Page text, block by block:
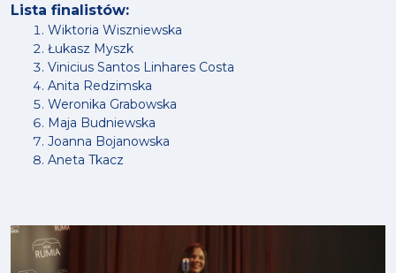
Lista finalistów:
Wiktoria Wiszniewska
Łukasz Myszk
Vinicius Santos Linhares Costa
Anita Redzimska
Weronika Grabowska
Maja Budniewska
Joanna Bojanowska
Aneta Tkacz